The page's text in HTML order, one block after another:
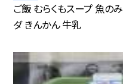
ご飯 むらくもスープ 魚の
ダ きんかん 牛乳